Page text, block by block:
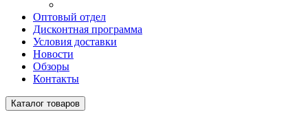
Оптовый отдел
Дисконтная программа
Условия доставки
Новости
Обзоры
Контакты
Каталог товаров